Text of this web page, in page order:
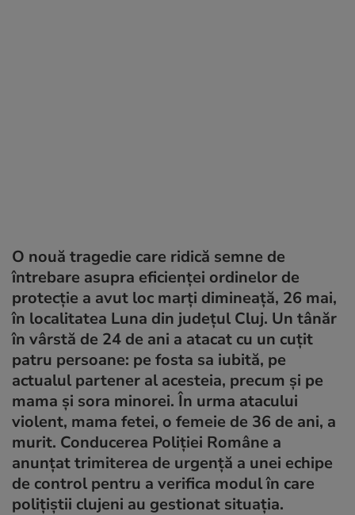
O nouă tragedie care ridică semne de
întrebare asupra eficienței ordinelor de
protecție a avut loc marți dimineață, 26 mai,
în localitatea Luna din județul Cluj. Un tânăr
în vârstă de 24 de ani a atacat cu un cuțit
patru persoane: pe fosta sa iubită, pe
actualul partener al acesteia, precum și pe
mama și sora minorei. În urma atacului
violent, mama fetei, o femeie de 36 de ani, a
murit. Conducerea Poliției Române a
anunțat trimiterea de urgență a unei echipe
de control pentru a verifica modul în care
polițiștii clujeni au gestionat situația.